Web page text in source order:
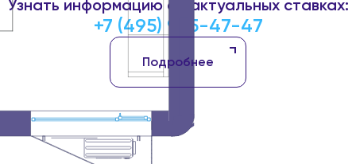
Узнать информацию об актуальных ставках:
+7 (495) 925-47-47
Подробнее